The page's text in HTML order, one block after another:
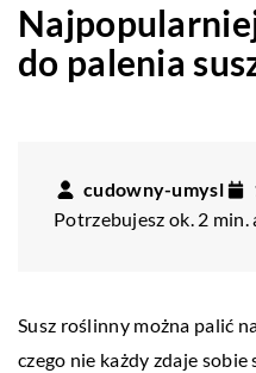
do palenia
cudowny-umysl
Potrzebujesz ok. 2
Susz roślinny można palić
czego nie każdy zdaje